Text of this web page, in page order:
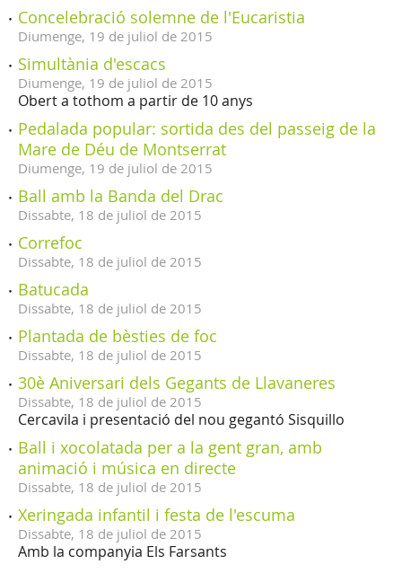
Concelebració solemne de l'Eucaristia
Diumenge, 19 de juliol de 2015
Simultània d'escacs
Diumenge, 19 de juliol de 2015
Obert a tothom a partir de 10 anys
Pedalada popular: sortida des del passeig de la
Mare de Déu de Montserrat
Diumenge, 19 de juliol de 2015
Ball amb la Banda del Drac
Dissabte, 18 de juliol de 2015
Correfoc
Dissabte, 18 de juliol de 2015
Batucada
Dissabte, 18 de juliol de 2015
Plantada de bèsties de foc
Dissabte, 18 de juliol de 2015
30è Aniversari dels Gegants de Llavaneres
Dissabte, 18 de juliol de 2015
Cercavila i presentació del nou gegantó Sisquillo
Ball i xocolatada per a la gent gran, amb
animació i música en directe
Dissabte, 18 de juliol de 2015
Xeringada infantil i festa de l'escuma
Dissabte, 18 de juliol de 2015
Amb la companyia Els Farsants